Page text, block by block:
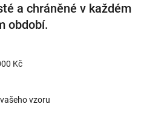
a chráněné v každém
období.
Kč
vzoru